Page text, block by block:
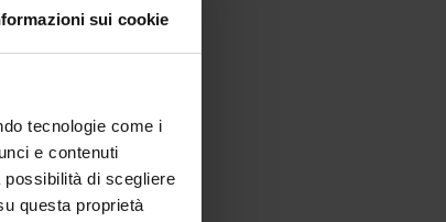
sui cookie
tecnologie come i
e contenuti
di scegliere
questa proprietà